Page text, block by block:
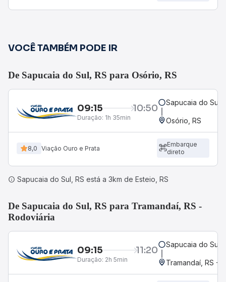
VOCÊ TAMBÉM PODE IR
De Sapucaia do Sul, RS para Osório, RS
09:15 10:50
Duração: 1h 35min
Sapucaia do Sul,
Osório, RS
8,0 Viação Ouro e Prata
Embarque
direto
Sapucaia do Sul, RS está a 3km de Esteio, RS
De Sapucaia do Sul, RS para Tramandaí, RS -
Rodoviária
09:15 11:20
Duração: 2h 5min
Sapucaia do Sul,
Tramandaí, RS -